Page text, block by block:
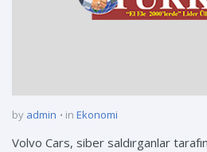
by admin in Ekonomi
Volvo Cars, siber saldırganlar